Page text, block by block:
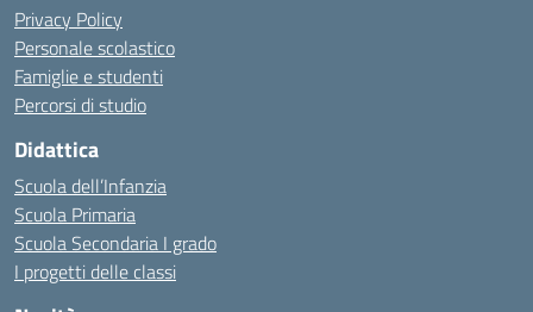
Privacy Policy
Personale scolastico
Famiglie e studenti
Percorsi di studio
Didattica
Scuola dell’Infanzia
Scuola Primaria
Scuola Secondaria I grado
I progetti delle classi